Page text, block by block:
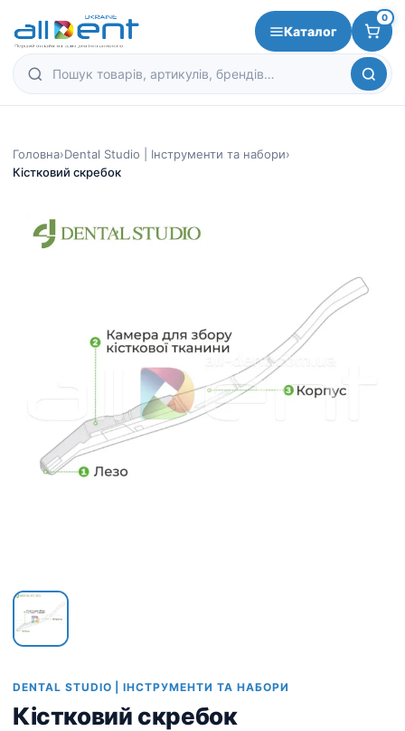
Каталог
0
Головна›Dental Studio | Інструменти та набори›
Кістковий скребок
DENTAL STUDIO | ІНСТРУМЕНТИ ТА НАБОРИ
Кістковий скребок